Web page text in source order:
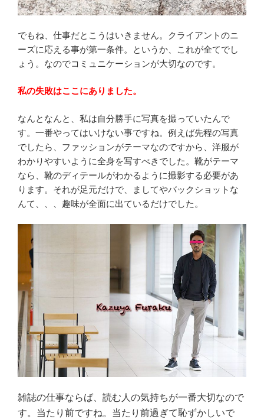
でもね、仕事だとこうはいきません。クライアントのニ
ーズに応える事が第一条件。というか、これが全てでし
ょう。なのでコミュニケーションが大切なのです。
私の失敗はここにありました。
なんとなんと、私は自分勝手に写真を撮っていたんで
す。一番やってはいけない事ですね。例えば先程の写真
でしたら、ファッションがテーマなのですから、洋服が
わかりやすいように全身を写すべきでした。靴がテーマ
なら、靴のディテールがわかるように撮影する必要があ
ります。それが足元だけで、ましてやバックショットな
んて、、、趣味が全面に出ているだけでした。
雑誌の仕事ならば、読む人の気持ちが一番大切なので
す。当たり前ですね。当たり前過ぎて恥ずかしいで